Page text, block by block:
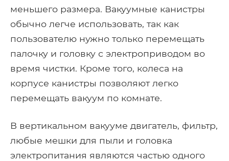
меньшего размера. Вакуумные канистры
обычно легче использовать, так как
пользователю нужно только перемещать
палочку и головку с электроприводом во
время чистки. Кроме того, колеса на
корпусе канистры позволяют легко
перемещать вакуум по комнате.
В вертикальном вакууме двигатель, фильтр,
любые мешки для пыли и головка
электропитания являются частью одного